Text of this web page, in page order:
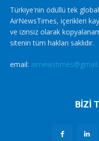
Türkiye'nin ödüllü tek
AirNewsTimes, içerikleri
ve izinsiz olarak
sitenin tüm hakları saklıdır.
email:
BİZİ